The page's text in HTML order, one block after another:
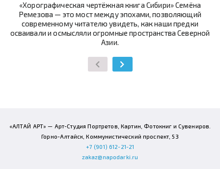
«Хорографическая чертёжная книга Сибири» Семёна
Ремезова — это мост между эпохами, позволяющий
современному читателю увидеть, как наши предки
осваивали и осмысляли огромные пространства Северной
Азии.
«АЛТАЙ АРТ» — Арт-Студия Портретов, Картин, Фотокниг и Сувениров.
Горно-Алтайск, Коммунистический проспект, 53
+7 (901) 612-21-21
zakaz@napodarki.ru